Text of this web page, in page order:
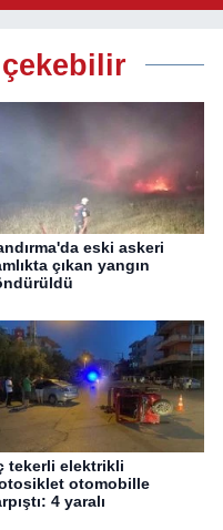
eski askeri
çıkan yangın
tekerli elektrikli
otomobille
4 yaralı